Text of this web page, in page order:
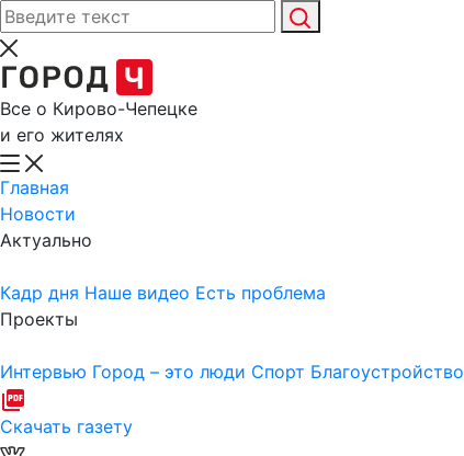
Все о Кирово-Чепецке
и его жителях
Главная
Новости
Актуально
Кадр дня Наше видео Есть проблема
Проекты
Интервью Город – это люди Спорт Благоустройство
Скачать газету